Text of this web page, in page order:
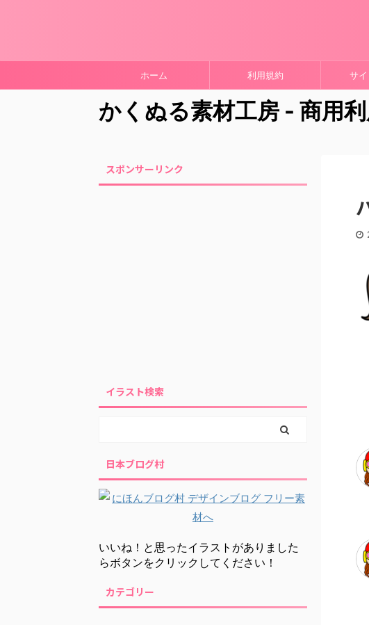
ホーム 利用規約 サ
かくぬる素材工房 - 商用
スポンサーリンク
イラスト検索
日本ブログ村
いいね！と思ったイラストがありました
らボタンをクリックしてください！
カテゴリー